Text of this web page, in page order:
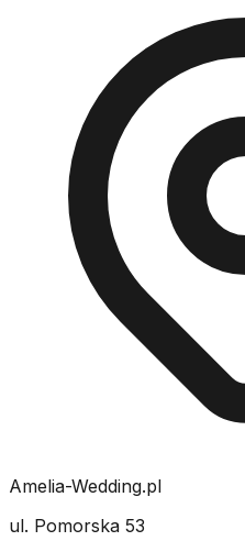
Amelia-Wedding.pl
ul. Pomorska 53